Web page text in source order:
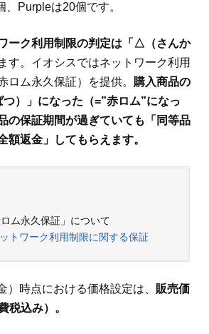
、Purpleは20個です。
ーク利用制限の判定は「△（さんか
す。イオシスではネットワーク利用
ロム永久保証）を提供。 購入商品の
）」になった（=”赤ロム”になっ
の保証期間が過ぎていても「同等品
額返金」してもらえます。
ム永久保証」について
トワーク利用制限に関する保証
）時点における価格設定は、 販売価
税込み）。